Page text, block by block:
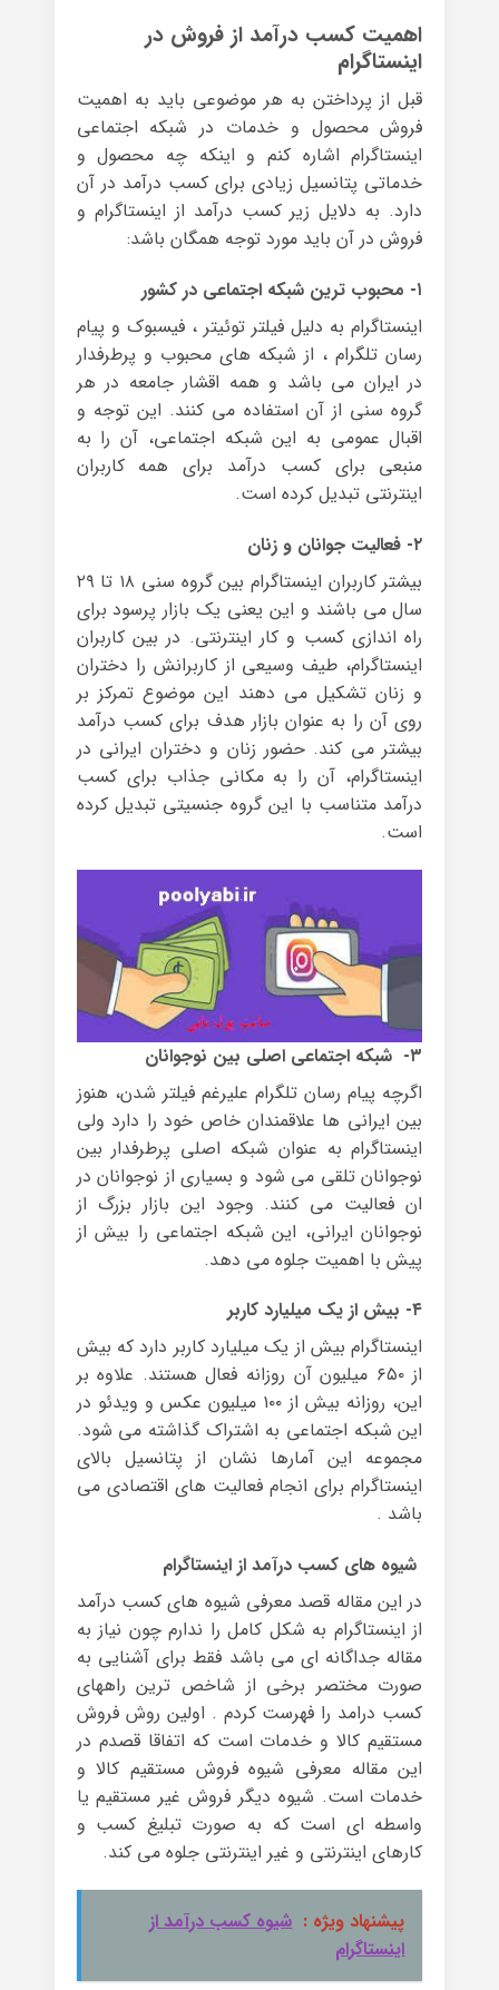
اهمیت کسب درآمد از فروش در
اینستاگرام
قبل از پرداختن به هر موضوعی باید به اهمیت
فروش محصول و خدمات در شبکه اجتماعی
اینستاگرام اشاره کنم و اینکه چه محصول و
خدماتی پتانسیل زیادی برای کسب درآمد در آن
دارد. به دلایل زیر کسب درآمد از اینستاگرام و
فروش در آن باید مورد توجه همگان باشد:
۱- محبوب ترین شبکه اجتماعی در کشور
اینستاگرام به دلیل فیلتر توئیتر ، فیسبوک و پیام
رسان تلگرام ، از شبکه های محبوب و پرطرفدار
در ایران می باشد و همه اقشار جامعه در هر
گروه سنی از آن استفاده می کنند. این توجه و
اقبال عمومی به این شبکه اجتماعی، آن را به
منبعی برای کسب درآمد برای همه کاربران
اینترنتی تبدیل کرده است.
۲- فعالیت جوانان و زنان
بیشتر کاربران اینستاگرام بین گروه سنی ۱۸ تا ۲۹
سال می باشند و این یعنی یک بازار پرسود برای
راه اندازی کسب و کار اینترنتی. در بین کاربران
اینستاگرام، طیف وسیعی از کاربرانش را دختران
و زنان تشکیل می دهند این موضوع تمرکز بر
روی آن را به عنوان بازار هدف برای کسب درآمد
بیشتر می کند. حضور زنان و دختران ایرانی در
اینستاگرام، آن را به مکانی جذاب برای کسب
درآمد متناسب با این گروه جنسیتی تبدیل کرده
است.
۳- شبکه اجتماعی اصلی بین نوجوانان
اگرچه پیام رسان تلگرام علیرغم فیلتر شدن، هنوز
بین ایرانی ها علاقمندان خاص خود را دارد ولی
اینستاگرام به عنوان شبکه اصلی پرطرفدار بین
نوجوانان تلقی می شود و بسیاری از نوجوانان در
ان فعالیت می کنند. وجود این بازار بزرگ از
نوجوانان ایرانی، این شبکه اجتماعی را بیش از
پیش با اهمیت جلوه می دهد.
۴- بیش از یک میلیارد کاربر
اینستاگرام بیش از یک میلیارد کاربر دارد که بیش
از ۶۵۰ میلیون آن روزانه فعال هستند. علاوه بر
این، روزانه بیش از ۱۰۰ میلیون عکس و ویدئو در
این شبکه اجتماعی به اشتراک گذاشته می شود.
مجموعه این آمارها نشان از پتانسیل بالای
اینستاگرام برای انجام فعالیت های اقتصادی می
باشد .
شیوه های کسب درآمد از اینستاگرام
در این مقاله قصد معرفی شیوه های کسب درآمد
از اینستاگرام به شکل کامل را ندارم چون نیاز به
مقاله جداگانه ای می باشد فقط برای آشنایی به
صورت مختصر برخی از شاخص ترین راههای
کسب درامد را فهرست کردم . اولین روش فروش
مستقیم کالا و خدمات است که اتفاقا قصدم در
این مقاله معرفی شیوه فروش مستقیم کالا و
خدمات است. شیوه دیگر فروش غیر مستقیم یا
واسطه ای است که به صورت تبلیغ کسب و
کارهای اینترنتی و غیر اینترنتی جلوه می کند.
پیشنهاد ویژه : شیوه کسب درآمد از
اینستاگرام